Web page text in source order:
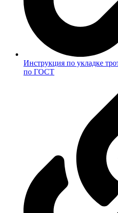
Инструкция по укладке
по ГОСТ